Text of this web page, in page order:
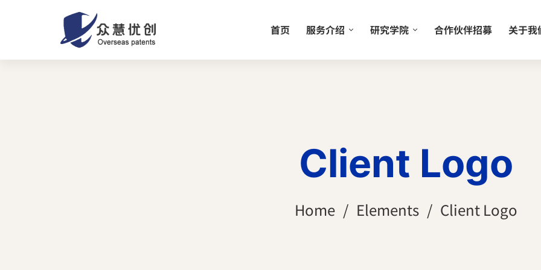
首页 服务介绍 研究学院 合作伙伴招募 关于我
Client Logo
Home Elements Client Logo